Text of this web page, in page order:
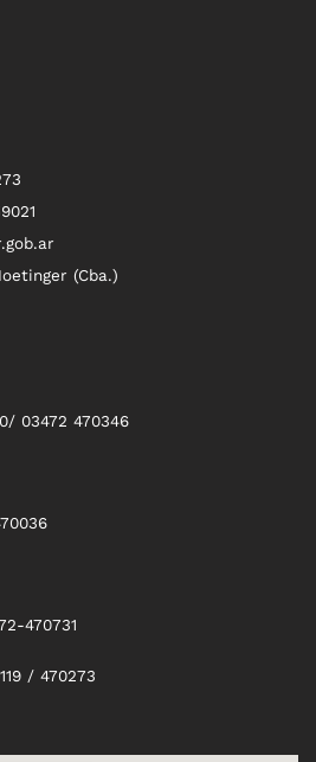
(Cba.)
03472 470346
470731
/ 470273